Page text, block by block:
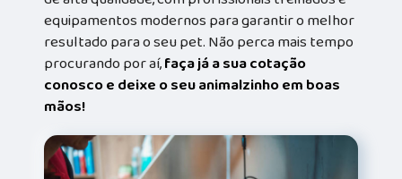
equipamentos modernos para garantir o melhor
resultado para o seu pet. Não perca mais tempo
procurando por aí,faça já a sua cotação
conosco e deixe o seu animalzinho em boas
mãos!